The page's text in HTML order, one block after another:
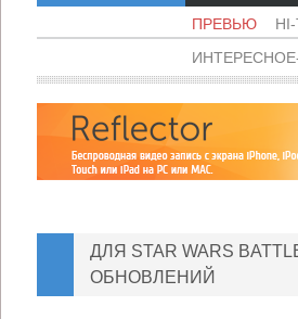
ПРЕВЬЮ
ДЛЯ STAR WARS
ОБНОВЛЕНИЙ